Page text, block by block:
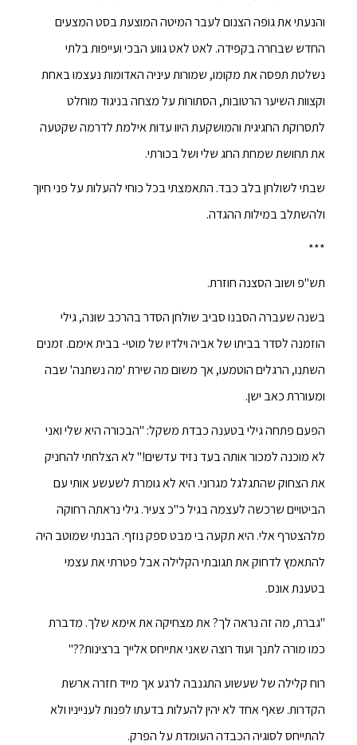
והנעתי את גופה הצנום לעבר המיטה המוצעת בסט המצעים
החדש שבחרה בקפידה. לאט לאט גווע הבכי ועייפות בלתי
נשלטת תפסה את מקומו, שמורות עיניה האדומות נעצמו באחת
וקצוות השיער הרטובות, הסתורות על מצחה בניגוד מוחלט
לתסרוקת החגיגית והמושקעת היוו עדות אילמת לדרמה שקטעה
את תחושת שמחת החג שלי ושל בכורתי.
שבתי לשולחן בלב כבד. התאמצתי בכל כוחי להעלות על פני חיוך
ולהשתלב במילות ההגדה.
***
תש"פ ושוב הסצנה חוזרת.
בשנה שעברה הסבנו סביב שולחן הסדר בהרכב שונה, גילי
הוזמנה לסדר בביתו של אביה וילדיו של מוטי- בבית אימם. זמנים
השתנו, הרגלים הוטמעו, אך משום מה שירת 'מה נשתנה' שבה
ומעוררת כאב ישן.
הפעם פתחה גילי בטענה כבדת משקל: "הבכורה היא שלי ואני
לא מוכנה למכור אותה בעד נזיד עדשים!" לא הצלחתי להחניק
את הצחוק שהתגלגל מגרוני. היא לא גומרת לשעשע אותי עם
הביטויים שרכשה לעצמה בגיל כ"כ צעיר. גילי נראתה רחוקה
מלהצטרף אלי. היא תקעה בי מבט ספק נוזף. הבנתי שמוטב היה
להתאמץ לדחוק את תגובתי הקלילה אבל פטרתי את עצמי
בטענת אונס.
"גברת, מה זה נראה לך? את מצחיקה את אימא שלך. מדברת
כמו מורה לתנך ועוד רוצה שאני אתייחס אלייך ברצינות??"
רוח קלילה של שעשוע התגנבה לרגע אך מייד חזרה ארשת
הקדרות. שאף אחד לא יהין להעלות בדעתו לפנות לענייניו ולא
להתייחס לסוגיה הכבדה העומדת על הפרק.